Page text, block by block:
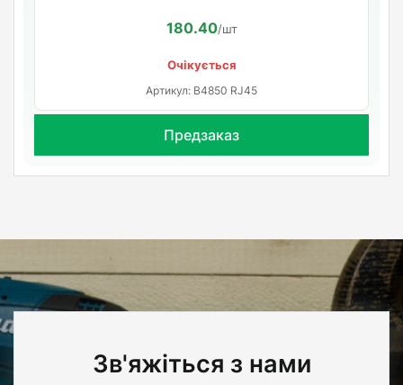
180.40/шт
Очікується
Артикул: B4850 RJ45
Предзаказ
Зв'яжіться з нами